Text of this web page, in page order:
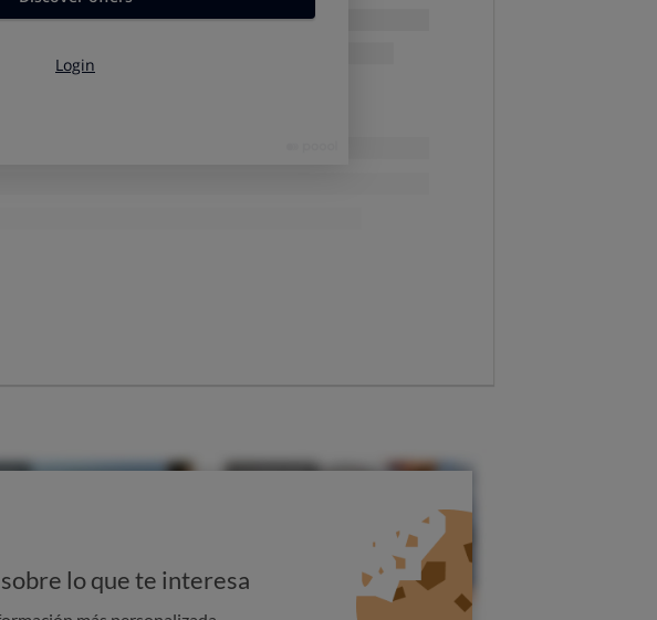
muy baja, la cabeza colgará en lugar de
lo que te interesa